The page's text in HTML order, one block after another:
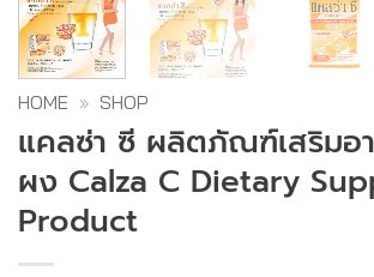
HOME » SHOP
แคลซ่า ซี ผลิตภัณฑ์เสริมอ
ผง Calza C Dietary
Product